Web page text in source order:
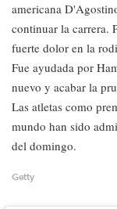
americana
continuar la carrera.
fuerte dolor en la
Fue ayudada por
nuevo y acabar la
Las atletas como
mundo han sido
del domingo.
Getty